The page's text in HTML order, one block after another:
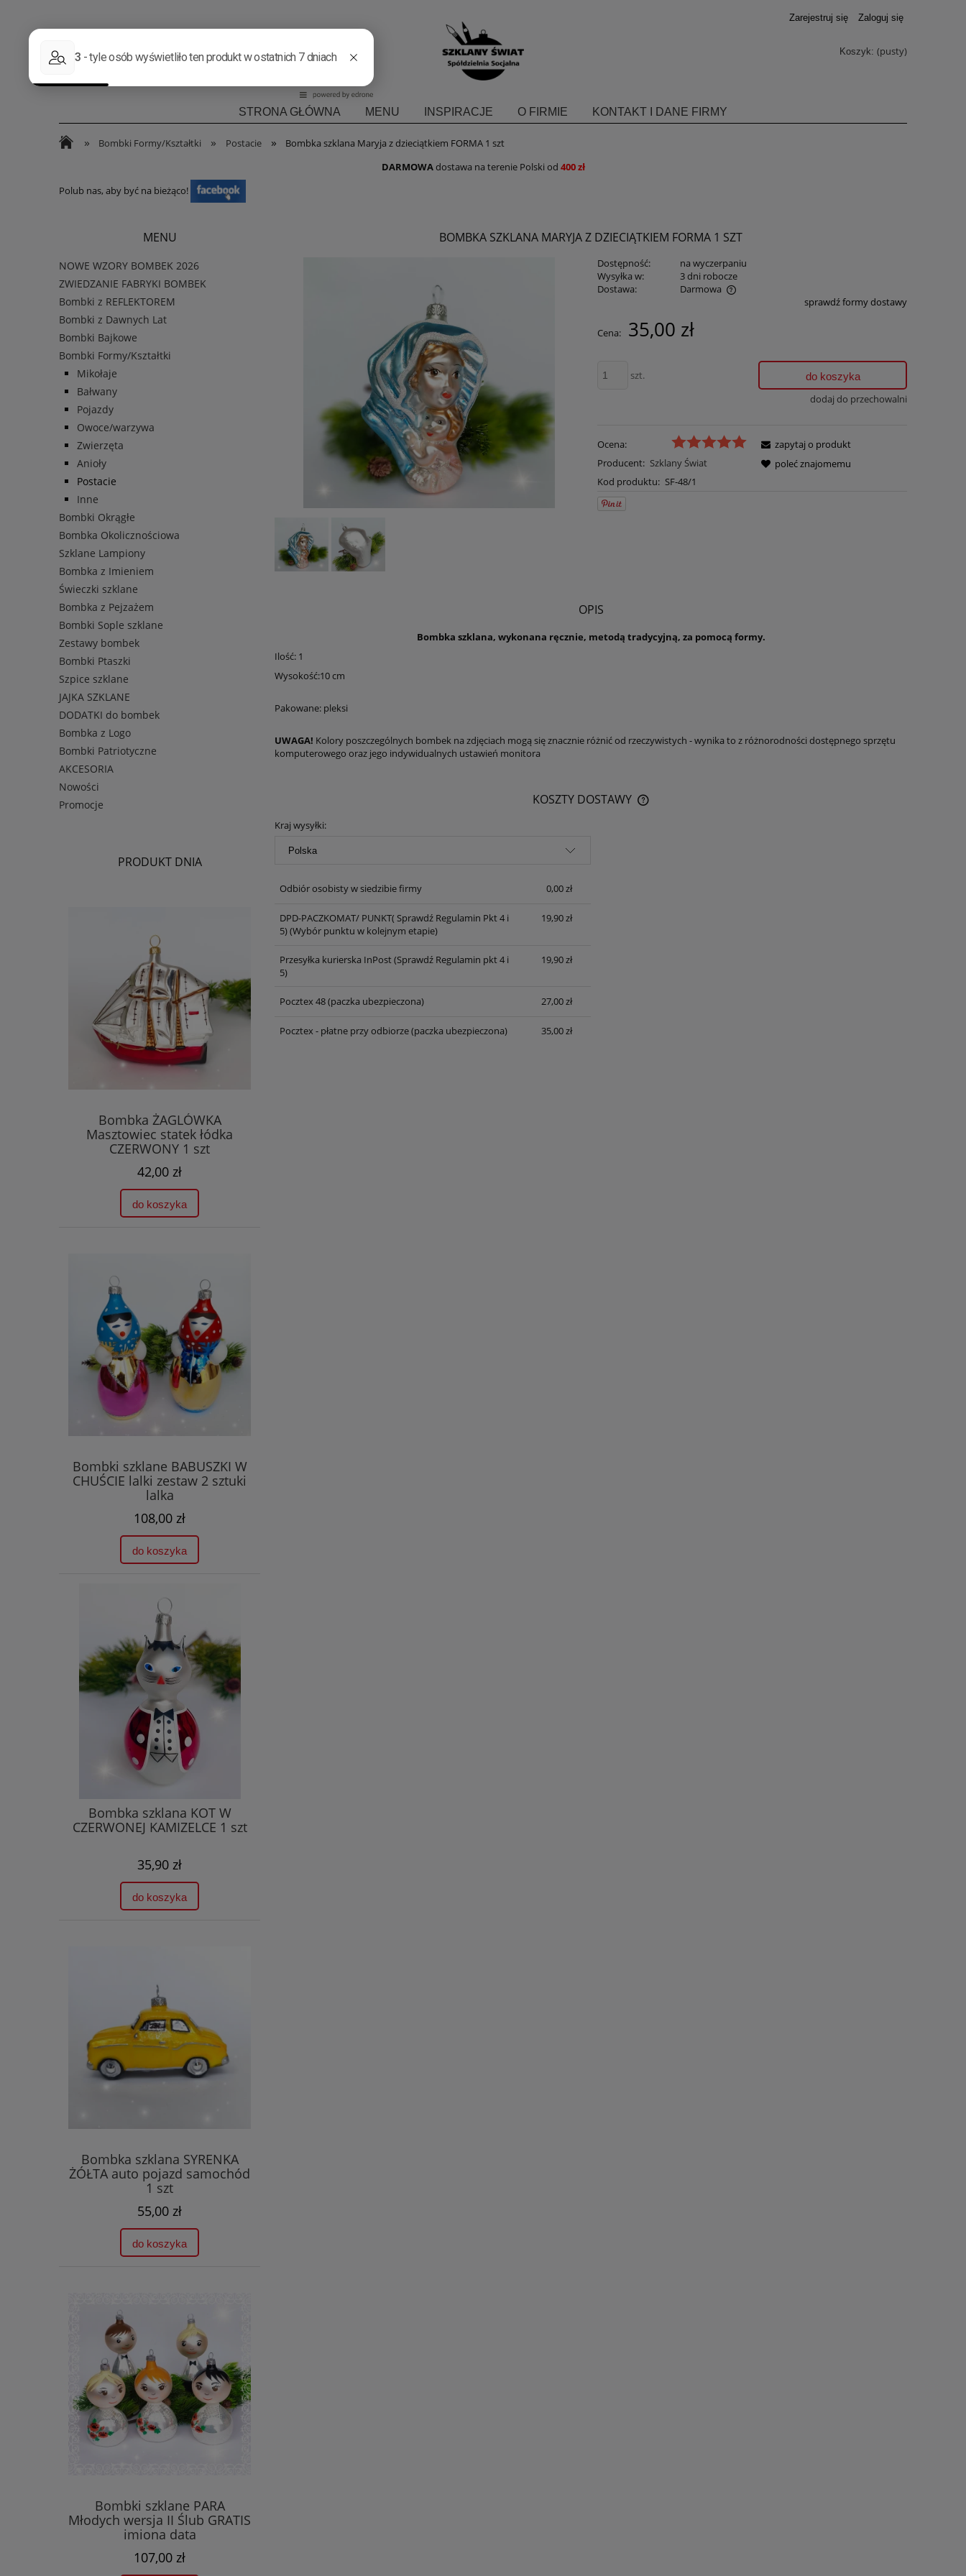
Zarejestruj się Zaloguj się
Koszyk: (pusty)
STRONA GŁÓWNA MENU INSPIRACJE O FIRMIE KONTAKT I DANE FIRMY
» Bombki Formy/Kształtki » Postacie »
Bombka szklana Maryja z dzieciątkiem FORMA 1 szt
DARMOWAdostawa na terenie Polski od 400 zł
Polub nas, aby być na bieżąco!
MENU
NOWE WZORY BOMBEK 2026
ZWIEDZANIE FABRYKI BOMBEK
Bombki z REFLEKTOREM
Bombki z Dawnych Lat
Bombki Bajkowe
Bombki Formy/Kształtki
Mikołaje
Bałwany
Pojazdy
Owoce/warzywa
Zwierzęta
Anioły
Postacie
Inne
Bombki Okrągłe
Bombka Okolicznościowa
Szklane Lampiony
Bombka z Imieniem
Świeczki szklane
Bombka z Pejzażem
Bombki Sople szklane
Zestawy bombek
Bombki Ptaszki
Szpice szklane
JAJKA SZKLANE
DODATKI do bombek
Bombka z Logo
Bombki Patriotyczne
AKCESORIA
Nowości
Promocje
PRODUKT DNIA
Bombka ŻAGLÓWKA
Masztowiec statek łódka
CZERWONY 1 szt
42,00 zł
do koszyka
Bombki szklane BABUSZKI W
CHUŚCIE lalki zestaw 2 sztuki
lalka
108,00 zł
do koszyka
Bombka szklana KOT W
CZERWONEJ KAMIZELCE 1 szt
35,90 zł
do koszyka
Bombka szklana SYRENKA
ŻÓŁTA auto pojazd samochód
1 szt
55,00 zł
do koszyka
Bombki szklane PARA
Młodych wersja II Ślub GRATIS
imiona data
107,00 zł
BOMBKA SZKLANA MARYJA Z DZIECIĄTKIEM FORMA 1 SZT
Dostępność:
na wyczerpaniu
Wysyłka w:
3 dni robocze
Dostawa:
Darmowa
Cena nie zawiera ewentualnych kosztów
sprawdź formy dostawy
Cena: 35,00 zł
szt. do koszyka
dodaj do przechowalni
Ocena:
Producent: Szklany Świat
Kod produktu: SF-48/1
zapytaj o produkt
poleć znajomemu
OPIS
Bombka szklana, wykonana ręcznie, metodą tradycyjną, za pomocą formy.
Ilość: 1
Wysokość:10 cm
Pakowane: pleksi
UWAGA! Kolory poszczególnych bombek na zdjęciach mogą się znacznie różnić od rzeczywistych - wynika to z różnorodności dostępnego sprzętu
komputerowego oraz jego indywidualnych ustawień monitora
KOSZTY DOSTAWY
Kraj wysyłki:
Odbiór osobisty w siedzibie firmy 0,00 zł
DPD-PACZKOMAT/ PUNKT( Sprawdź Regulamin Pkt 4 i
5)(Wybór punktu w kolejnym etapie)
19,90 zł
Przesyłka kurierska InPost (Sprawdź Regulamin pkt 4 i
5)
19,90 zł
Pocztex 48 (paczka ubezpieczona) 27,00 zł
Pocztex - płatne przy odbiorze (paczka ubezpieczona) 35,00 zł